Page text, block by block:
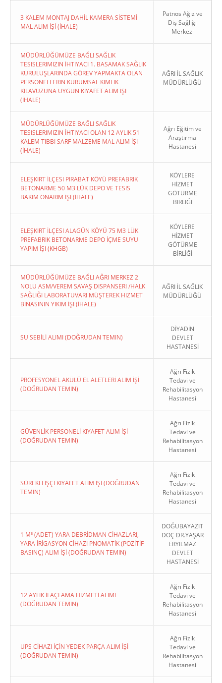
3 KALEM MONTAJ DAHİL KAMERA SİSTEMİ
MAL ALIM İŞİ (İHALE)
Patnos Ağız ve
Diş Sağlığı
Merkezi
MÜDÜRLÜĞÜMÜZE BAĞLI SAĞLIK
TESISLERIMIZIN İHTIYACI 1. BASAMAK SAĞLIK
KURULUŞLARINDA GÖREV YAPMAKTA OLAN
PERSONELLERIN KURUMSAL KIMLIK
KILAVUZUNA UYGUN KIYAFET ALIM İŞI
(İHALE)
AĞRI İL SAĞLIK
MÜDÜRLÜĞÜ
MÜDÜRLÜĞÜMÜZE BAĞLI SAĞLIK
TESISLERIMIZIN İHTIYACI OLAN 12 AYLIK 51
KALEM TIBBI SARF MALZEME MAL ALIM İŞI
(İHALE)
Ağrı Eğitim ve
Araştırma
Hastanesi
ELEŞKIRT İLÇESI PIRABAT KÖYÜ PREFABRIK
BETONARME 50 M3 LÜK DEPO VE TESIS
BAKIM ONARIM İŞI (İHALE)
KÖYLERE
HİZMET
GÖTÜRME
BİRLİĞİ
ELEŞKIRT İLÇESI ALAGÜN KÖYÜ 75 M3 LÜK
PREFABRIK BETONARME DEPO İÇME SUYU
YAPIM İŞI (KHGB)
KÖYLERE
HİZMET
GÖTÜRME
BİRLİĞİ
MÜDÜRLÜĞÜMÜZE BAĞLI AĞRI MERKEZ 2
NOLU ASM/VEREM SAVAŞ DISPANSERI /HALK
SAĞLIĞI LABORATUVARI MÜŞTEREK HIZMET
BINASININ YIKIM İŞI (İHALE)
AĞRI İL SAĞLIK
MÜDÜRLÜĞÜ
SU SEBİLİ ALIMI (DOĞRUDAN TEMIN)
DİYADİN
DEVLET
HASTANESİ
PROFESYONEL AKÜLÜ EL ALETLERİ ALIM İŞİ
(DOĞRUDAN TEMIN)
Ağrı Fizik
Tedavi ve
Rehabilitasyon
Hastanesi
GÜVENLİK PERSONELİ KIYAFET ALIM İŞİ
(DOĞRUDAN TEMIN)
Ağrı Fizik
Tedavi ve
Rehabilitasyon
Hastanesi
SÜREKLİ İŞÇİ KIYAFET ALIM İŞİ (DOĞRUDAN
TEMIN)
Ağrı Fizik
Tedavi ve
Rehabilitasyon
Hastanesi
1 M³ (ADET) YARA DEBRİDMAN CİHAZLARI,
YARA İRİGASYON CİHAZI PNOMATİK (POZİTİF
BASINÇ) ALIM İŞİ (DOĞRUDAN TEMIN)
DOĞUBAYAZIT
DOÇ DR.YAŞAR
ERYILMAZ
DEVLET
HASTANESİ
12 AYLIK İLAÇLAMA HİZMETİ ALIMI
(DOĞRUDAN TEMIN)
Ağrı Fizik
Tedavi ve
Rehabilitasyon
Hastanesi
UPS CİHAZI İÇİN YEDEK PARÇA ALIM İŞİ
(DOĞRUDAN TEMIN)
Ağrı Fizik
Tedavi ve
Rehabilitasyon
Hastanesi